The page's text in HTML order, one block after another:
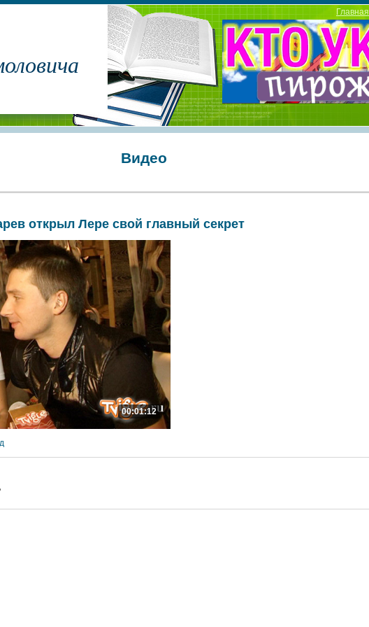
Главная
Видео
открыл Лере свой главный секрет
00:01:12